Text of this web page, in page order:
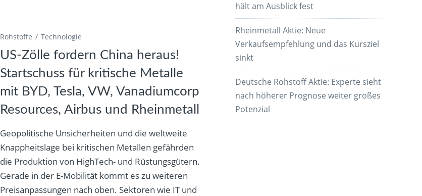
Rohstoffe Technologie
US-Zölle fordern China heraus!
Startschuss für kritische Metalle
mit BYD, Tesla, VW, Vanadiumcorp
Resources, Airbus und Rheinmetall
Geopolitische Unsicherheiten und die weltweite
Knappheitslage bei kritischen Metallen gefährden
die Produktion von HighTech- und Rüstungsgütern.
Gerade in der E-Mobilität kommt es zu weiteren
Preisanpassungen nach oben. Sektoren wie IT und
hält am Ausblick fest
Rheinmetall Aktie: Neue
Verkaufsempfehlung und das Kursziel
sinkt
Deutsche Rohstoff Aktie: Experte sieht
nach höherer Prognose weiter großes
Potenzial